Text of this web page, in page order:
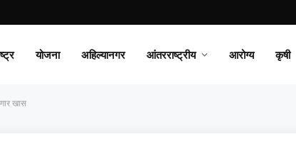
योजना अहिल्यानगर आंतरराष्ट्रीय आरोग्य कृषी
खास